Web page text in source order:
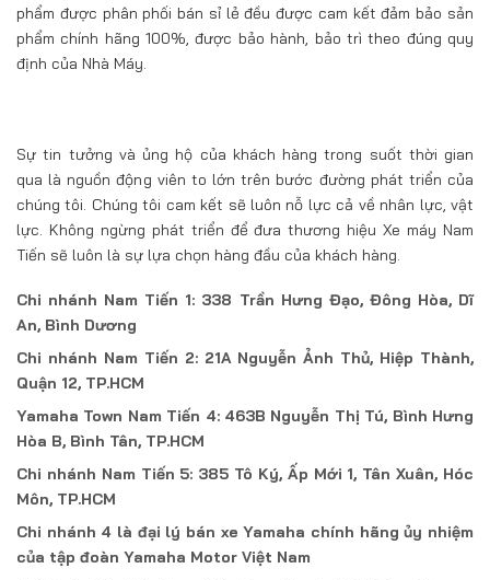
phẩm được phân phối bán sỉ lẻ đều được cam kết đảm bảo sản
phẩm chính hãng 100%, được bảo hành, bảo trì theo đúng quy
định của Nhà Máy.
Sự tin tưởng và ủng hộ của khách hàng trong suốt thời gian
qua là nguồn động viên to lớn trên bước đường phát triển của
chúng tôi. Chúng tôi cam kết sẽ luôn nỗ lực cả về nhân lực, vật
lực. Không ngừng phát triển để đưa thương hiệu Xe máy Nam
Tiến sẽ luôn là sự lựa chọn hàng đầu của khách hàng.
Chi nhánh Nam Tiến 1: 338 Trần Hưng Đạo, Đông Hòa, Dĩ
An, Bình Dương
Chi nhánh Nam Tiến 2: 21A Nguyễn Ảnh Thủ, Hiệp Thành,
Quận 12, TP.HCM
Yamaha Town Nam Tiến 4: 463B Nguyễn Thị Tú, Bình Hưng
Hòa B, Bình Tân, TP.HCM
Chi nhánh Nam Tiến 5: 385 Tô Ký, Ấp Mới 1, Tân Xuân, Hóc
Môn, TP.HCM
Chi nhánh 4 là đại lý bán xe Yamaha chính hãng ủy nhiệm
của tập đoàn Yamaha Motor Việt Nam